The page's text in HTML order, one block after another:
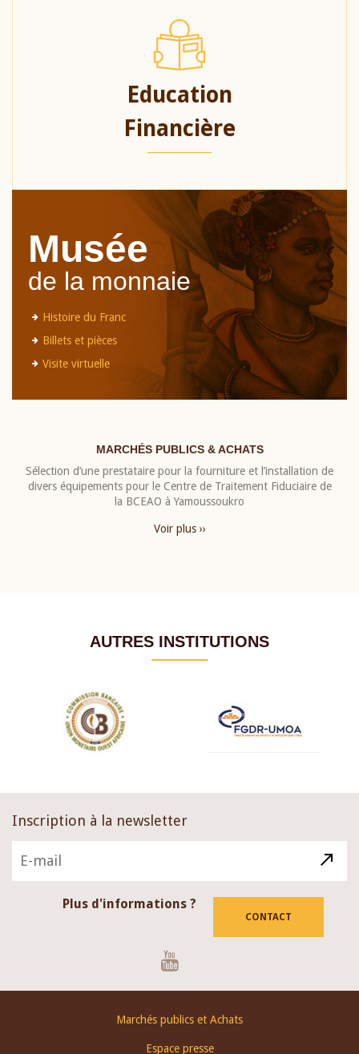
Education
Financière
Musée
de la monnaie
Histoire du Franc
Billets et pièces
Visite virtuelle
MARCHÉS PUBLICS & ACHATS
Sélection d’une prestataire pour la fourniture et l’installation de
divers équipements pour le Centre de Traitement Fiduciaire de
la BCEAO à Yamoussoukro
Voir plus ››
AUTRES INSTITUTIONS
Inscription à la newsletter
Plus d'informations ?
CONTACT
Marchés publics et Achats
Espace presse